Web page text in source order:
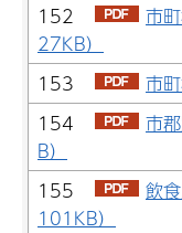
152
市
27KB）
153
市
154
市
B）
155
飲
101KB）